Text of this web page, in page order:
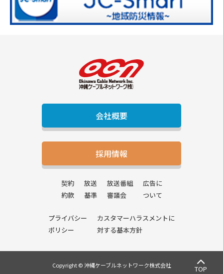
会社概要
採用情報
契約
約款
放送
基準
放送番組
審議会
広告に
ついて
プライバシー
ポリシー
カスタマーハラスメントに
対する基本方針
Copyright © 沖縄ケーブルネットワーク株式会社 TOP